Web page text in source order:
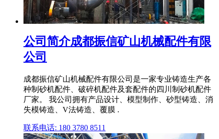
公司简介成都振信矿山机械配件有限
公司
成都振信矿山机械配件有限公司是一家专业铸造生产各
种制砂机配件、破碎机配件及套配件的四川制砂机配件
厂家。 我公司拥有产品设计、模型制作、砂型铸造、消
失模铸造、V法铸造、覆膜 .
联系电话: 180 3780 8511